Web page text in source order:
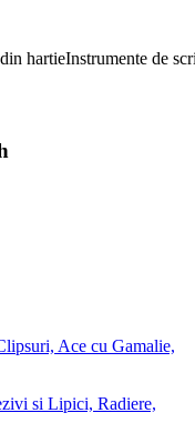
hartieInstrumente de
Ace cu Gamalie,
si Lipici, Radiere,